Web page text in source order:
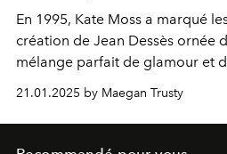
En 1995, Kate Moss a marqué
création de Jean Dessès ornée
mélange parfait de glamour et
l'un de ses looks les plus
21.01.2025 by Maegan Trusty